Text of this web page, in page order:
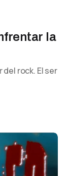
la
del rock. El ser